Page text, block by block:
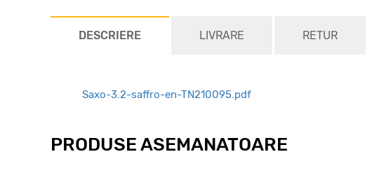
DESCRIERE LIVRARE RETUR
Saxo-3.2-saffro-en-TN210095.pdf
PRODUSE ASEMANATOARE